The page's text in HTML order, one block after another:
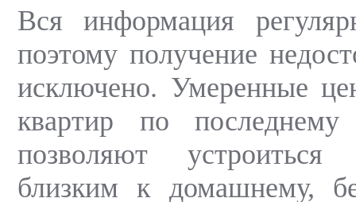
Вся информация
поэтому получение
исключено. Умеренные
квартир по последнему
позволяют
близким к домашнему,